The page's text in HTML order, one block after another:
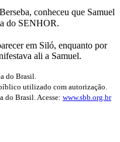
conheceu que Samuel
do SENHOR.
em Siló, enquanto por
ali a Samuel.
do Brasil.
utilizado com autorização.
do Brasil. Acesse: www.sbb.org.br